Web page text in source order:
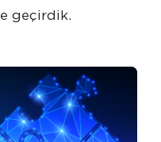
geçirdik.